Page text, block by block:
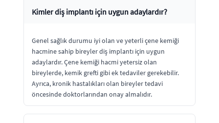
Kimler diş implantı için uygun adaylardır?
Genel sağlık durumu iyi olan ve yeterli çene kemiği
hacmine sahip bireyler diş implantı için uygun
adaylardır. Çene kemiği hacmi yetersiz olan
bireylerde, kemik grefti gibi ek tedaviler gerekebilir.
Ayrıca, kronik hastalıkları olan bireyler tedavi
öncesinde doktorlarından onay almalıdır.